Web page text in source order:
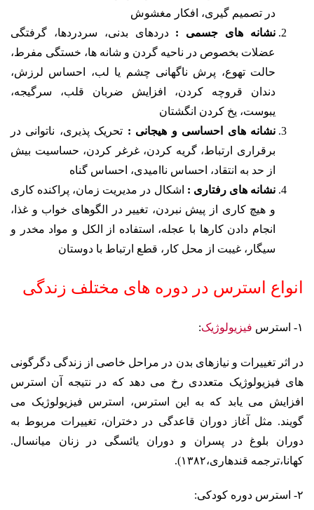
در تصمیم گیری، افکار مغشوش
نشانه های جسمی :دردهای بدنی، سردردها، گرفتگی
عضلات بخصوص در ناحیه گردن و شانه ها، خستگی مفرط،
حالت تهوع، پرش ناگهانی چشم یا لب، احساس لرزش،
دندان قروچه کردن، افزایش ضربان قلب، سرگیجه،
یبوست، یخ کردن انگشتان
نشانه های احساسی و هیجانی : تحریک پذیری، ناتوانی در
برقراری ارتباط، گریه کردن، غرغر کردن، حساسیت بیش
از حد به انتقاد، احساس ناامیدی، احساس گناه
نشانه های رفتاری : اشکال در مدیریت زمان، پراکنده کاری
و هیچ کاری از پیش نبردن، تغییر در الگوهای خواب و غذا،
انجام دادن کارها با عجله، استفاده از الکل و مواد مخدر و
سیگار، غیبت از محل کار، قطع ارتباط با دوستان
انواع استرس در دوره های مختلف زندگی
۱- استرس فیزیولوژیک:
در اثر تغییرات و نیازهای بدن در مراحل خاصی از زندگی دگرگونی
های فیزیولوژیک متعددی رخ می دهد که در نتیجه آن استرس
افزایش می یابد که به این استرس، استرس فیزیولوژیک می
گویند. مثل آغاز دوران قاعدگی در دختران، تغییرات مربوط به
دوران بلوغ در پسران و دوران یائسگی در زنان میانسال.
کهانا،ترجمه قندهاری،۱۳۸۲).
۲- استرس دوره کودکی: